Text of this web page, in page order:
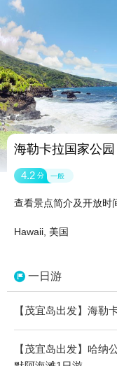
海勒卡拉国家公园
4.2 分 一般
查看景点简介及开放时
Hawaii, 美国
一日游
【茂宜岛出发】海勒
【茂宜岛出发】哈纳
